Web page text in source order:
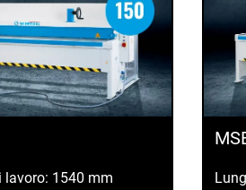
lavoro: 1540 mm